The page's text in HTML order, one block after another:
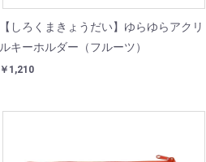
【しろくまきょうだい】ゆらゆらアクリ
ルキーホルダー（フルーツ）
￥1,210